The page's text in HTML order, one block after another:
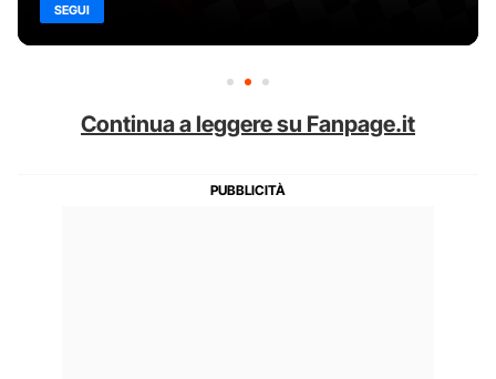
SEGUI
Continua a leggere su Fanpage.it